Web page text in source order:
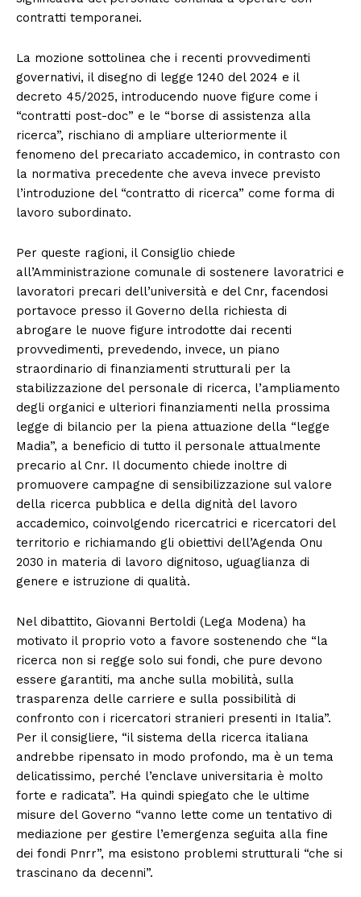
contratti temporanei.
La mozione sottolinea che i recenti provvedimenti
governativi, il disegno di legge 1240 del 2024 e il
decreto 45/2025, introducendo nuove figure come i
“contratti post-doc” e le “borse di assistenza alla
ricerca”, rischiano di ampliare ulteriormente il
fenomeno del precariato accademico, in contrasto con
la normativa precedente che aveva invece previsto
l’introduzione del “contratto di ricerca” come forma di
lavoro subordinato.
Per queste ragioni, il Consiglio chiede
all’Amministrazione comunale di sostenere lavoratrici e
lavoratori precari dell’università e del Cnr, facendosi
portavoce presso il Governo della richiesta di
abrogare le nuove figure introdotte dai recenti
provvedimenti, prevedendo, invece, un piano
straordinario di finanziamenti strutturali per la
stabilizzazione del personale di ricerca, l’ampliamento
degli organici e ulteriori finanziamenti nella prossima
legge di bilancio per la piena attuazione della “legge
Madia”, a beneficio di tutto il personale attualmente
precario al Cnr. Il documento chiede inoltre di
promuovere campagne di sensibilizzazione sul valore
della ricerca pubblica e della dignità del lavoro
accademico, coinvolgendo ricercatrici e ricercatori del
territorio e richiamando gli obiettivi dell’Agenda Onu
2030 in materia di lavoro dignitoso, uguaglianza di
genere e istruzione di qualità.
Nel dibattito, Giovanni Bertoldi (Lega Modena) ha
motivato il proprio voto a favore sostenendo che “la
ricerca non si regge solo sui fondi, che pure devono
essere garantiti, ma anche sulla mobilità, sulla
trasparenza delle carriere e sulla possibilità di
confronto con i ricercatori stranieri presenti in Italia”.
Per il consigliere, “il sistema della ricerca italiana
andrebbe ripensato in modo profondo, ma è un tema
delicatissimo, perché l’enclave universitaria è molto
forte e radicata”. Ha quindi spiegato che le ultime
misure del Governo “vanno lette come un tentativo di
mediazione per gestire l’emergenza seguita alla fine
dei fondi Pnrr”, ma esistono problemi strutturali “che si
trascinano da decenni”.